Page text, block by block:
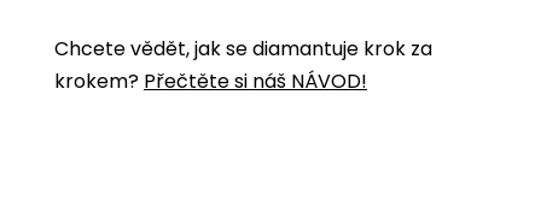
Chcete vědět, jak se diamantuje krok za
krokem? Přečtěte si náš NÁVOD!